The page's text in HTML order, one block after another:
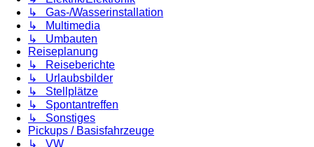
↳ Gas-/Wasserinstallation
↳ Multimedia
↳ Umbauten
Reiseplanung
↳ Reiseberichte
↳ Urlaubsbilder
↳ Stellplätze
↳ Spontantreffen
↳ Sonstiges
Pickups / Basisfahrzeuge
↳ VW